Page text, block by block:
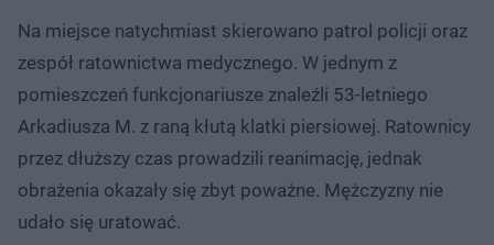
Na miejsce natychmiast skierowano patrol policji oraz
zespół ratownictwa medycznego. W jednym z
pomieszczeń funkcjonariusze znaleźli 53-letniego
Arkadiusza M. z raną kłutą klatki piersiowej. Ratownicy
przez dłuższy czas prowadzili reanimację, jednak
obrażenia okazały się zbyt poważne. Mężczyzny nie
udało się uratować.